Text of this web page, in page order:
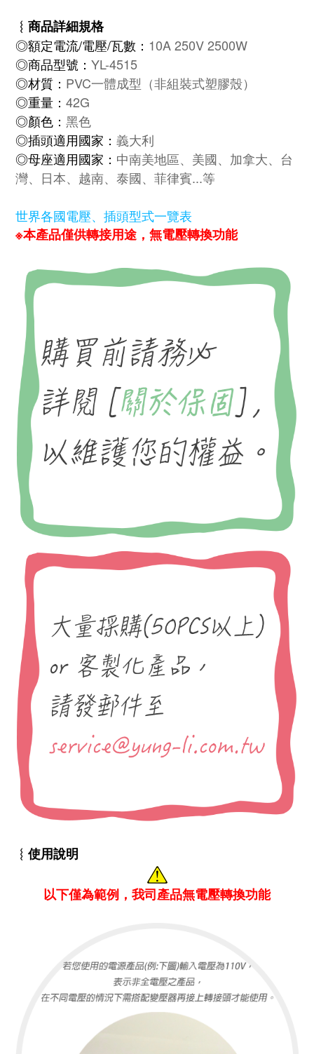
︴ 商品詳細規格
◎額定電流/電壓/瓦數： 10A 250V 2500W
◎商品型號： YL-4515
◎材質： PVC一體成型（非組裝式塑膠殼）
◎重量： 42G
◎顏色： 黑色
◎插頭適用國家： 義大利
◎母座適用國家： 中南美地區、美國、加拿大、台
灣、日本、越南、泰國、菲律賓...等
世界各國電壓、插頭型式一覽表
※本產品僅供轉接用途，無電壓轉換功能
︴ 使用說明
以下僅為範例，我司產品無電壓轉換功能